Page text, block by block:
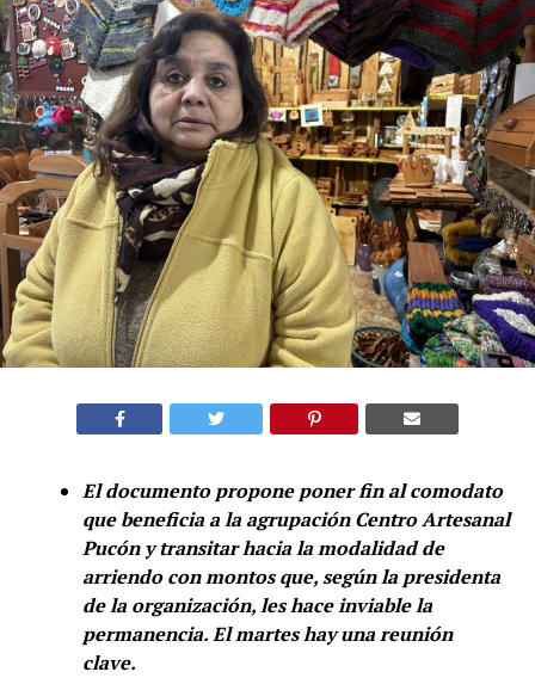
El documento propone poner fin al comodato
que beneficia a la agrupación Centro Artesanal
Pucón y transitar hacia la modalidad de
arriendo con montos que, según la presidenta
de la organización, les hace inviable la
permanencia. El martes hay una reunión
clave.